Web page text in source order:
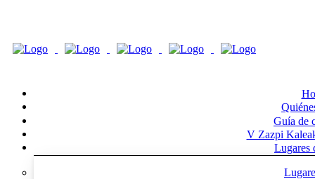
Guía de
V Zazpi
Lugares